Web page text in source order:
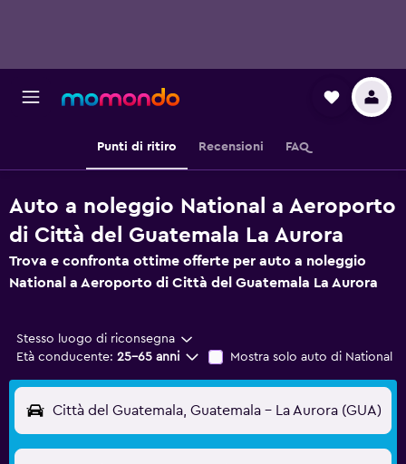
Punti di ritiro Recensioni FAQ
Auto a noleggio National a Aeroporto
di Città del Guatemala La Aurora
Trova e confronta ottime offerte per auto a noleggio
National a Aeroporto di Città del Guatemala La Aurora
Stesso luogo di riconsegna
Età conducente: 25-65 anni Mostra solo auto di National
Città del Guatemala, Guatemala - La Aurora (GUA)